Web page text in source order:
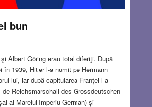
bun
Albert Göring erau total diferiţi. După
în 1939, Hitler l-a numit pe Hermann
lui, iar după capitularea Franței l-a
de Reichsmarschall des Grossdeutschen
al Marelui Imperiu German) și